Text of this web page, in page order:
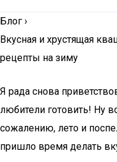
Блог ›
Вкусная и хрустящая
рецепты на зиму
Я рада снова
любители готовить! Ну
сожалению, лето и
пришло время делать